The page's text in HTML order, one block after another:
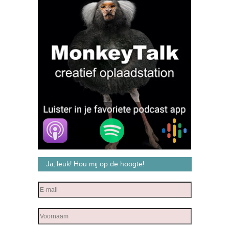
Ja, leuk! Hou mij op de hoogte!